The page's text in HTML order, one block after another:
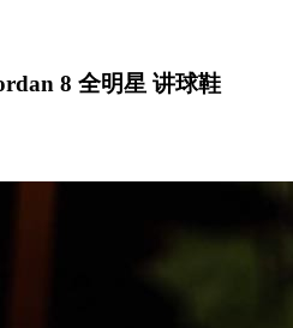
8 全明星 讲球鞋